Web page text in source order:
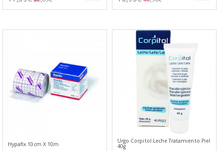
Hypafix 10cm X 10m Urgo Corpitol Leche Tratamiento Piel
40g